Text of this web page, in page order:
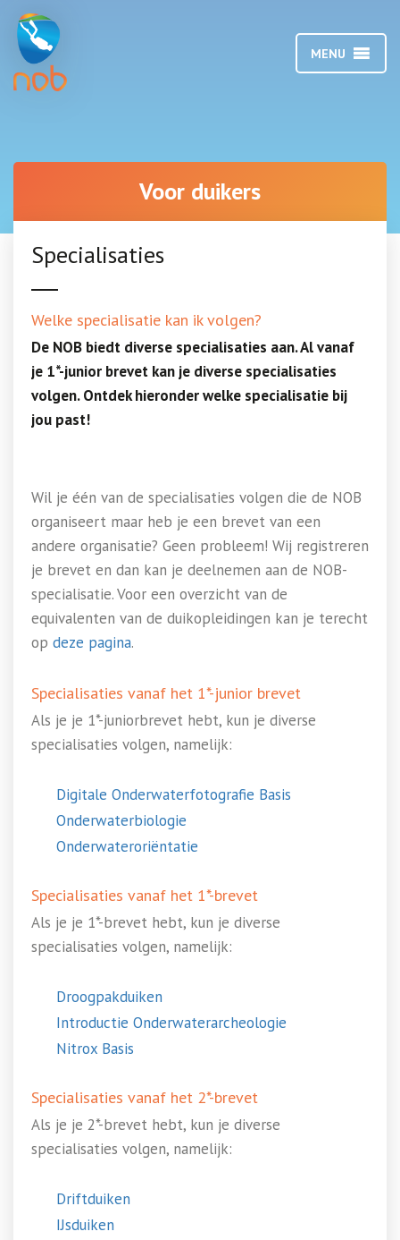
MENU
Voor duikers
Specialisaties
Welke specialisatie kan ik volgen?
De NOB biedt diverse specialisaties aan. Al vanaf
je 1*-junior brevet kan je diverse specialisaties
volgen. Ontdek hieronder welke specialisatie bij
jou past!
Wil je één van de specialisaties volgen die de NOB
organiseert maar heb je een brevet van een
andere organisatie? Geen probleem! Wij registreren
je brevet en dan kan je deelnemen aan de NOB-
specialisatie. Voor een overzicht van de
equivalenten van de duikopleidingen kan je terecht
op deze pagina.
Specialisaties vanaf het 1*-junior brevet
Als je je 1*-juniorbrevet hebt, kun je diverse
specialisaties volgen, namelijk:
Digitale Onderwaterfotografie Basis
Onderwaterbiologie
Onderwateroriëntatie
Specialisaties vanaf het 1*-brevet
Als je je 1*-brevet hebt, kun je diverse
specialisaties volgen, namelijk:
Droogpakduiken
Introductie Onderwaterarcheologie
Nitrox Basis
Specialisaties vanaf het 2*-brevet
Als je je 2*-brevet hebt, kun je diverse
specialisaties volgen, namelijk:
Driftduiken
IJsduiken